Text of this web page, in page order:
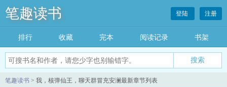
笔趣读书 登陆 注册
排行 收藏 完本 阅读记录 书架
笔趣读书 > 我，核弹仙王，聊天群冒充安澜最新章节列表